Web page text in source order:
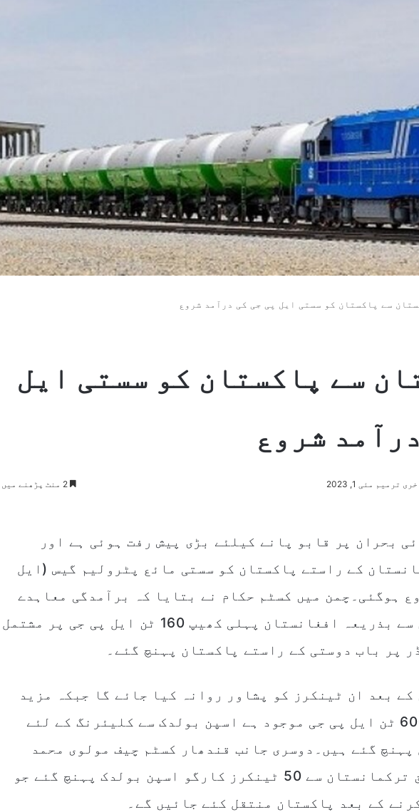
سے پاکستان کو سستی ایل پی جی کی درآمد شروع
سے پاکستان کو سستی ایل
شروع
ترمیم مئی 1, 2023
بحران پر قابو پانے کیلئے بڑی پیش رفت ہوئی ہے اور
کے راستے پاکستان کو سستی مائع پٹرولیم گیس (ایل
ہوگئی۔چمن میں کسٹم حکام نے بتایا کہ برآمدگی معاہدے
کے تحت ترکمانستان سے بذریعہ افغانستان پہلی کھیپ 160 ٹن ایل پی جی پر مشتمل
پر باب دوستی کے راستے پاکستان پہنچ گئے۔
بعد ان ٹینکرز کو پشاور روانہ کیا جائے گا جبکہ مزید
10 ٹینکرز جن میں 600 ٹن ایل پی جی موجود ہے اسپن بولدک سے کلیئرنگ کے لئے
پہنچ گئے ہیں۔دوسری جانب قندھار کسٹم چیف مولوی محمد
حامد احمد کے مطابق ترکمانستان سے 50 ٹینکرز کارگو اسپن بولدک پہنچ گئے جو
کے بعد پاکستان منتقل کئے جائیں گے۔